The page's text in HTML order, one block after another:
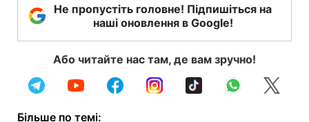
Не пропустіть головне! Підпишіться на
наші оновлення в Google!
Або читайте нас там, де вам зручно!
Більше по темі: